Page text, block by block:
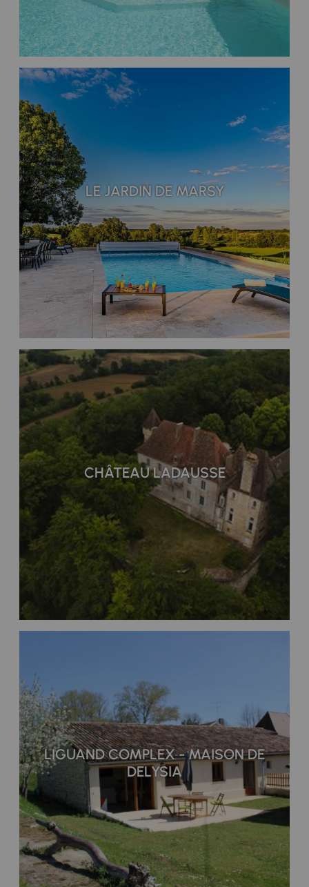
LE JARDIN DE MARSY
CHÂTEAU LADAUSSE
LIGUAND COMPLEX - MAISON DE
DELYSIA